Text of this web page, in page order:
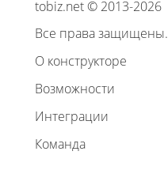
tobiz.net © 2013-2026
Все права защищены.
О конструкторе
Возможности
Интеграции
Команда